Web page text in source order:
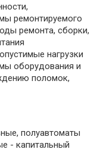
ремонтируемого
ремонта, сборки,
нагрузки
оборудования и
поломок,
полуавтоматы
- капитальный